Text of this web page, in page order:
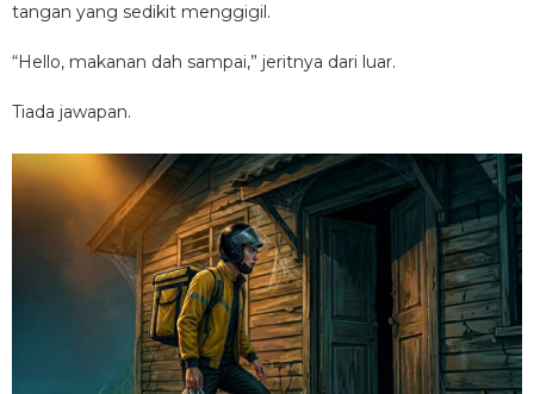
tangan yang sedikit menggigil.
“Hello, makanan dah sampai,” jeritnya dari luar.
Tiada jawapan.